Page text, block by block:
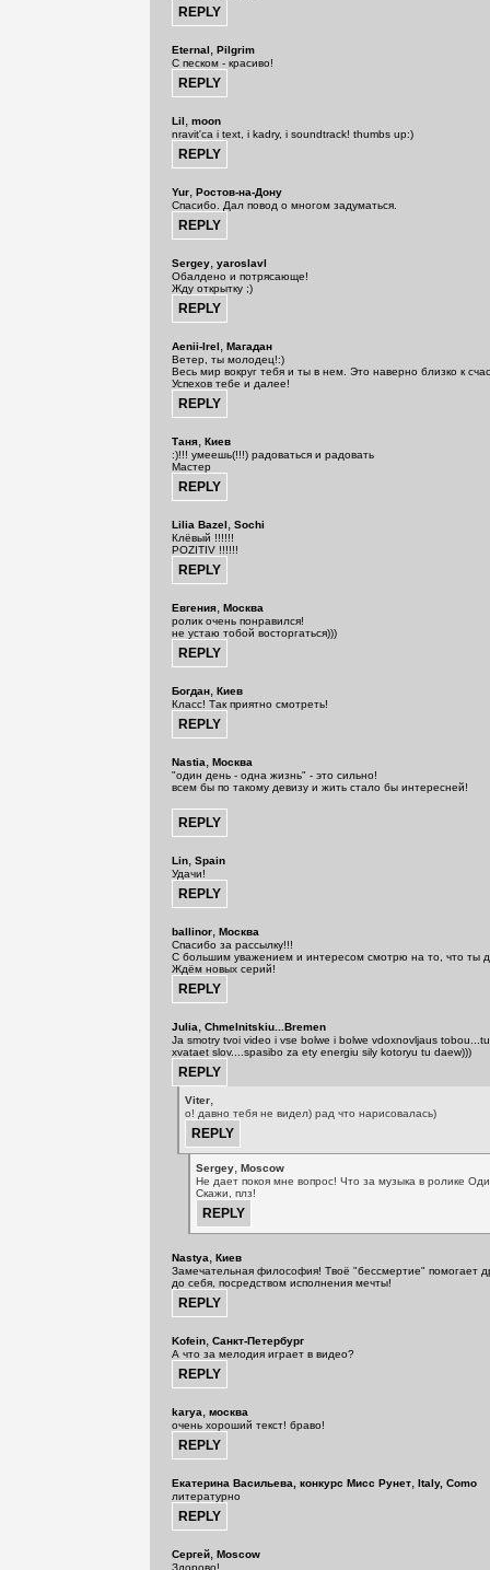
Eternal, Pilgrim
С песком - красиво!
Lil, moon
nravit'ca i text, i kadry, i soundtrack! thumbs up:)
Yur, Ростов-на-Дону
Спасибо. Дал повод о многом задуматься.
Sergey, yaroslavl
Обалдено и потрясающе!
Жду открытку ;)
Aenii-Irel, Магадан
Ветер, ты молодец!:)
Весь мир вокруг тебя и ты в нем. Это наверно близко к
Успехов тебе и далее!
Таня, Киев
:)!!! умеешь(!!!) радоваться и радовать
Мастер
Lilia Bazel, Sochi
Клёвый !!!!!!
POZITIV !!!!!!
Евгения, Москва
ролик очень понравился!
не устаю тобой восторгаться)))
Богдан, Киев
Класс! Так приятно смотреть!
Nastia, Москва
"один день - одна жизнь" - это сильно!
всем бы по такому девизу и жить стало бы интересней!
Lin, Spain
Удачи!
ballinor, Москва
Спасибо за рассылку!!!
С большим уважением и интересом смотрю на то, что ты
Ждём новых серий!
Julia, Chmelnitskiu...Bremen
Ja smotry tvoi video i vse bolwe i bolwe vdoxnovljaus
xvataet slov....spasibo za ety energiu sily kotoryu tu daew)))
Viter,
о! давно тебя не видел) рад что нарисовалась)
Sergey, Moscow
Не дает покоя мне вопрос! Что за музыка в ролике
Скажи, плз!
Nastya, Киев
Замечательная философия! Твоё "бессмертие" помогает
до себя, посредством исполнения мечты!
Kofein, Санкт-Петербург
А что за мелодия играет в видео?
karya, москва
очень хороший текст! браво!
Екатерина Васильева, конкурс Мисс Рунет, Italy, Como
литературно
Сергей, Moscow
Здорово!